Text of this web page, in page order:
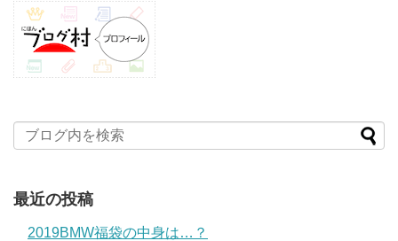
最近の投稿
2019BMW福袋の中身は…？